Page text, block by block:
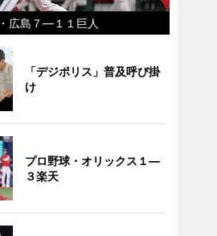
広島７―１１巨人
「デジポリス」普及呼び掛
け
プロ野球・オリックス１―
３楽天